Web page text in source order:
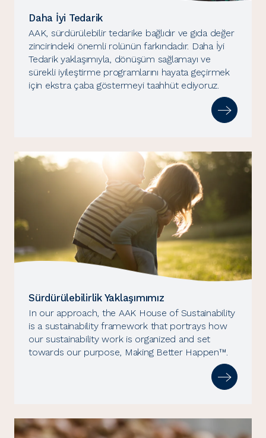
Daha İyi Tedarik
AAK, sürdürülebilir tedarike bağlıdır ve gıda değer
zincirindeki önemli rolünün farkındadır. Daha İyi
Tedarik yaklaşımıyla, dönüşüm sağlamayı ve
sürekli iyileştirme programlarını hayata geçirmek
için ekstra çaba göstermeyi taahhüt ediyoruz.
Sürdürülebilirlik Yaklaşımımız
In our approach, the AAK House of Sustainability
is a sustainability framework that portrays how
our sustainability work is organized and set
towards our purpose, Making Better Happen™.